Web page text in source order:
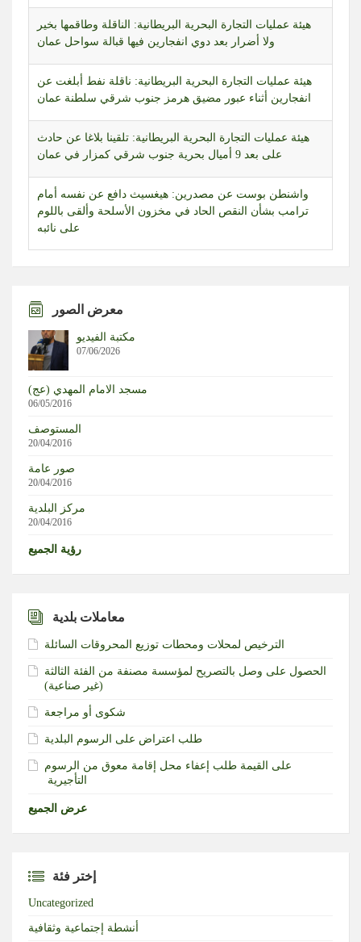
ولا أضرار بعد دوي انفجارين فيها قبالة سواحل عمان
هيئة عمليات التجارة البحرية البريطانية: ناقلة نفط أبلغت عن
انفجارين أثناء عبور مضيق هرمز جنوب شرقي سلطنة عمان
هيئة عمليات التجارة البحرية البريطانية: تلقينا بلاغا عن حادث
على بعد 9 أميال بحرية جنوب شرقي كمزار في عمان
واشنطن بوست عن مصدرين: هيغسيث دافع عن نفسه أمام
ترامب بشأن النقص الحاد في مخزون الأسلحة وألقى باللوم
على نائبه
واشنطن بوست عن مسؤولين: هيغسيث أقنع ترامب بأن العمل
العسكري ضد إيران سيكون بمثابة انتصار سريع وسهل نسبيا
تزايد لأن هيغسيث كان من أبرز المؤيدين للعمل العسكري ضد
قوات العدو الإسرائيلي تقتحم بلدة بيت إمرين شمال غرب
بسبب أزمة الذخائر والصواريخ والحرب مع إيران
معرض الصور
مكتبة الفيديو
07/06/2026
مسجد الامام المهدي (عج)
06/05/2016
المستوصف
20/04/2016
صور عامة
20/04/2016
مركز البلدية
20/04/2016
رؤية الجميع
معاملات بلدية
الترخيص لمحلات ومحطات توزيع المحروقات السائلة
الحصول على وصل بالتصريح لمؤسسة مصنفة من الفئة الثالثة
(غير صناعية)‏
شكوى أو مراجعة
طلب اعتراض على الرسوم البلدية
طلب إعفاء محل إقامة معوق من الرسوم‎ ‎على القيمة
التأجيرية ‏
عرض الجميع
إختر فئة
Uncategorized
أنشطة إجتماعية وثقافية